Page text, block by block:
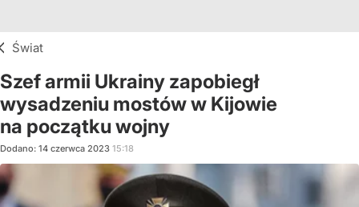
Świat
Szef armii Ukrainy zapobiegł
wysadzeniu mostów w Kijowie
na początku wojny
Dodano: 14 czerwca 2023 15:18